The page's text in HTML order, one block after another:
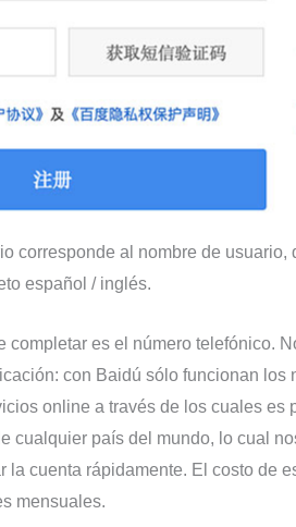
corresponde al nombre de usuario,
español / inglés.
completar es el número telefónico.
con Baidú sólo funcionan los
online a través de los cuales es
cualquier país del mundo, lo cual
la cuenta rápidamente. El costo de
mensuales.